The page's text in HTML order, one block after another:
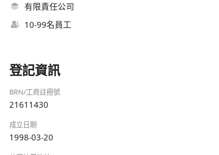
有限責任公司
10-99名員工
登記資訊
BRN/工商註冊號
21611430
成立日期
1998-03-20